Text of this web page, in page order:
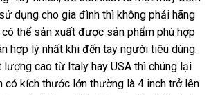
dụng cho gia đình thì không phải hãng
thể sản xuất được sản phẩm phù hợp
hợp lý nhất khi đến tay người tiêu dùng.
cao từ Italy hay USA thì chúng lại
có kích thước lớn thường là 4 inch trở lên